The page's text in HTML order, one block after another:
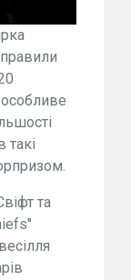
особливе
такі
та